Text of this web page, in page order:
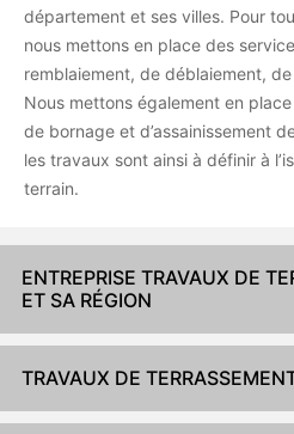
département et ses villes. Pour
nous mettons en place des
remblaiement, de déblaiement,
Nous mettons également en
de bornage et d’assainissement
les travaux sont ainsi à définir à
terrain.
ENTREPRISE TRAVAUX DE
ET SA RÉGION
TRAVAUX DE